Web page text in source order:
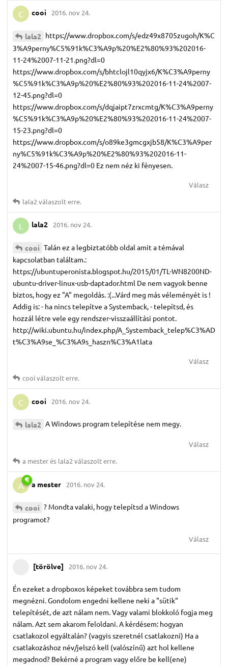
C cooi 2016. nov 24.
lala2 https://www.dropbox.com/s/edz49x8705zugoh/K%C
3%A9perny%C5%91k%C3%A9p%20%E2%80%93%202016-
11-24%2007-11-21.png?dl=0
https://www.dropbox.com/s/bhtclojl10qyjx6/K%C3%A9perny
%C5%91k%C3%A9p%20%E2%80%93%202016-11-24%2007-
12-45.png?dl=0
https://www.dropbox.com/s/dqjaipt7zrxcmtg/K%C3%A9perny
%C5%91k%C3%A9p%20%E2%80%93%202016-11-24%2007-
15-23.png?dl=0
https://www.dropbox.com/s/o89ke3gmcgxjb58/K%C3%A9per
ny%C5%91k%C3%A9p%20%E2%80%93%202016-11-
24%2007-15-46.png?dl=0 Ez nem néz ki fényesen.
Válasz
lala2 válaszolt erre.
L lala2 2016. nov 24.
cooi Talán ez a legbiztatóbb oldal amit a témával
kapcsolatban találtam.:
https://ubuntuperonista.blogspot.hu/2015/01/TL-WN8200ND-
ubuntu-driver-linux-usb-daptador.html De nem vagyok benne
biztos, hogy ez "A" megoldás. :(...Várd meg más véleményét is !
Addig is: - ha nincs telepítve a Systemback, - telepítsd, és
hozzál létre vele egy rendszer-visszaállítási pontot.
http://wiki.ubuntu.hu/index.php/A_Systemback_telep%C3%AD
t%C3%A9se_%C3%A9s_haszn%C3%A1lata
Válasz
cooiválaszolt erre.
C cooi 2016. nov 24.
lala2 A Windows program telepítése nem megy.
Válasz
a mesterés lala2 válaszolt erre.
A a mester 2016. nov 24.
cooi ? Mondta valaki, hogy telepítsd a Windows
programot?
Válasz
[törölve] 2016. nov 24.
Én ezeket a dropboxos képeket továbbra sem tudom
megnézni. Gondolom engedni kellene neki a "sütik"
telepítését, de azt nálam nem. Vagy valami blokkoló fogja meg
nálam. Azt sem akarom feloldani. A kérdésem: hogyan
csatlakozol egyáltalán? (vagyis szeretnél csatlakozni) Ha a
csatlakozáshoz név/jelszó kell (valószínű) azt hol kellene
megadnod? Bekérné a program vagy előre be kell(ene)